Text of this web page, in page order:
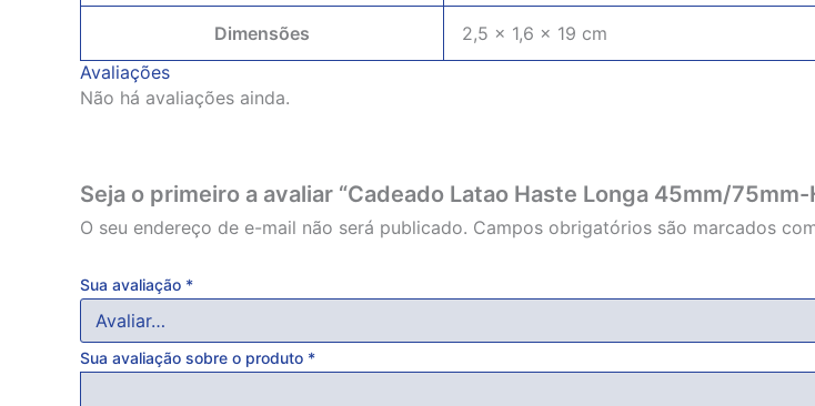
Dimensões
2,5 × 1,6 × 19 cm
Avaliações
Não há avaliações ainda.
Seja o primeiro a avaliar “Cadeado Latao Haste Longa 45mm/75mm-
O seu endereço de e-mail não será publicado. Campos obrigatórios são marcados
Sua avaliação *
Sua avaliação sobre o produto *